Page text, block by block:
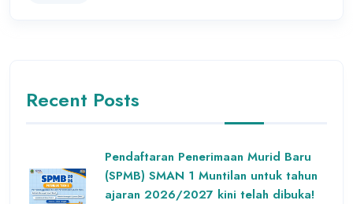
Recent Posts
Pendaftaran Penerimaan Murid Baru
(SPMB) SMAN 1 Muntilan untuk tahun
ajaran 2026/2027 kini telah dibuka!